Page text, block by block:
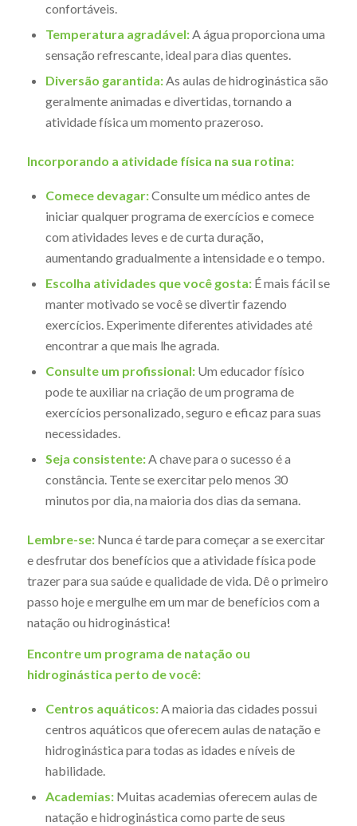
confortáveis.
Temperatura agradável:A água proporciona uma
sensação refrescante, ideal para dias quentes.
Diversão garantida:As aulas de hidroginástica são
geralmente animadas e divertidas, tornando a
atividade física um momento prazeroso.
Incorporando a atividade física na sua rotina:
Comece devagar:Consulte um médico antes de
iniciar qualquer programa de exercícios e comece
com atividades leves e de curta duração,
aumentando gradualmente a intensidade e o tempo.
Escolha atividades que você gosta:É mais fácil se
manter motivado se você se divertir fazendo
exercícios. Experimente diferentes atividades até
encontrar a que mais lhe agrada.
Consulte um profissional:Um educador físico
pode te auxiliar na criação de um programa de
exercícios personalizado, seguro e eficaz para suas
necessidades.
Seja consistente:A chave para o sucesso é a
constância. Tente se exercitar pelo menos 30
minutos por dia, na maioria dos dias da semana.
Lembre-se:Nunca é tarde para começar a se exercitar
e desfrutar dos benefícios que a atividade física pode
trazer para sua saúde e qualidade de vida. Dê o primeiro
passo hoje e mergulhe em um mar de benefícios com a
natação ou hidroginástica!
Encontre um programa de natação ou
hidroginástica perto de você:
Centros aquáticos:A maioria das cidades possui
centros aquáticos que oferecem aulas de natação e
hidroginástica para todas as idades e níveis de
habilidade.
Academias:Muitas academias oferecem aulas de
natação e hidroginástica como parte de seus